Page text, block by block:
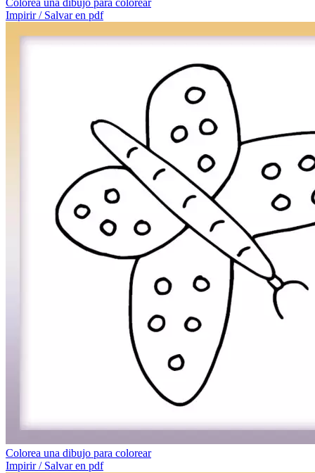
Colorea una dibujo para colorear
Impirir / Salvar en pdf
Colorea una dibujo para colorear
Impirir / Salvar en pdf